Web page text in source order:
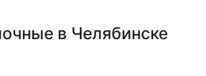
в Челябинске